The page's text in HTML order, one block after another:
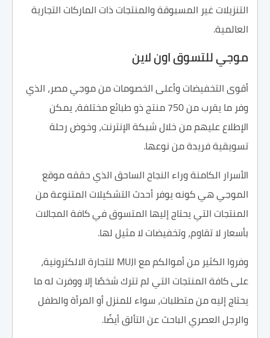
التنزيلات غير المسبوقة والمنتجات ذات الماركات التجارية
العالمية.
موجي للتسوق اون لاين
أقوى التخفيضات وأعلى الخصومات من موجي مصر، الذي
وفر ما يقرب من 750 منتج ذو طبائع مختلفة، يمكن
الإطلاع عليهم من خلال شبكة الإنترنت، وخوض رحلة
تسويقية فريدة من نوعها.
الأسرار الكامنة وراء النجاح الساحق الذي حققه موقع
الموجي هي كونه يوفر أحدث التشكيلات المتنوعة من
المنتجات التي يحتاج إليها المتسوق في كافة المجالات
بأسعار لا تقاوم، وتخفيضات لا مثيل لها.
وفروا الكثير من أموالكم مع MUJI للتجارة الالكترونية،
على كافة المنتجات التي لم تترك شخصًا إلا ووفرت له ما
يحتاج إليه من متطلبات، سواء للمنزل أو المرأة والطفل
والرجل العصري الباحث عن التألق أيضًا.